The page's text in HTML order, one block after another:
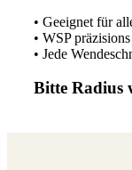
• Geeignet für
• WSP
• Jede
Bitte Radius